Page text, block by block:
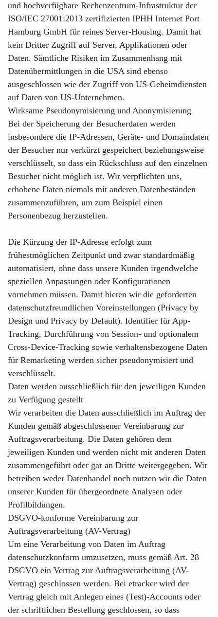
und hochverfügbare Rechenzentrum-Infrastruktur der
ISO/IEC 27001:2013 zertifizierten IPHH Internet Port
Hamburg GmbH für reines Server-Housing. Damit hat
kein Dritter Zugriff auf Server, Applikationen oder
Daten. Sämtliche Risiken im Zusammenhang mit
Datenübermittlungen in die USA sind ebenso
ausgeschlossen wie der Zugriff von US-Geheimdiensten
auf Daten von US-Unternehmen.
Wirksame Pseudonymisierung und Anonymisierung
Bei der Speicherung der Besucherdaten werden
insbesondere die IP-Adressen, Geräte- und Domaindaten
der Besucher nur verkürzt gespeichert beziehungsweise
verschlüsselt, so dass ein Rückschluss auf den einzelnen
Besucher nicht möglich ist. Wir verpflichten uns,
erhobene Daten niemals mit anderen Datenbeständen
zusammenzuführen, um zum Beispiel einen
Personenbezug herzustellen.
Die Kürzung der IP-Adresse erfolgt zum
frühestmöglichen Zeitpunkt und zwar standardmäßig
automatisiert, ohne dass unsere Kunden irgendwelche
speziellen Anpassungen oder Konfigurationen
vornehmen müssen. Damit bieten wir die geforderten
datenschutzfreundlichen Voreinstellungen (Privacy by
Design und Privacy by Default). Identifier für App-
Tracking, Durchführung von Session- und optionalem
Cross-Device-Tracking sowie verhaltensbezogene Daten
für Remarketing werden sicher pseudonymisiert und
verschlüsselt.
Daten werden ausschließlich für den jeweiligen Kunden
zu Verfügung gestellt
Wir verarbeiten die Daten ausschließlich im Auftrag der
Kunden gemäß abgeschlossener Vereinbarung zur
Auftragsverarbeitung. Die Daten gehören dem
jeweiligen Kunden und werden nicht mit anderen Daten
zusammengeführt oder gar an Dritte weitergegeben. Wir
betreiben weder Datenhandel noch nutzen wir die Daten
unserer Kunden für übergeordnete Analysen oder
Profilbildungen.
DSGVO-konforme Vereinbarung zur
Auftragsverarbeitung (AV-Vertrag)
Um eine Verarbeitung von Daten im Auftrag
datenschutzkonform umzusetzen, muss gemäß Art. 28
DSGVO ein Vertrag zur Auftragsverarbeitung (AV-
Vertrag) geschlossen werden. Bei etracker wird der
Vertrag gleich mit Anlegen eines (Test)-Accounts oder
der schriftlichen Bestellung geschlossen, so dass